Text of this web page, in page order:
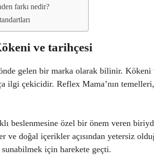
farkı nedir?
ve tarihçesi
gelen bir marka olarak bilinir.
ilgi çekicidir. Reflex Mama’nın
beslenmesine özel bir önem veren
ve doğal içerikler açısından yetersiz
için harekete geçti.